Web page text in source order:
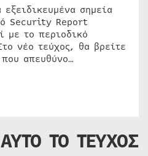
σημεία
Security Report
με το περιοδικό
νέο τεύχος, θα βρείτε
απευθύνο…
ΤΟ ΤΕΥΧΟΣ